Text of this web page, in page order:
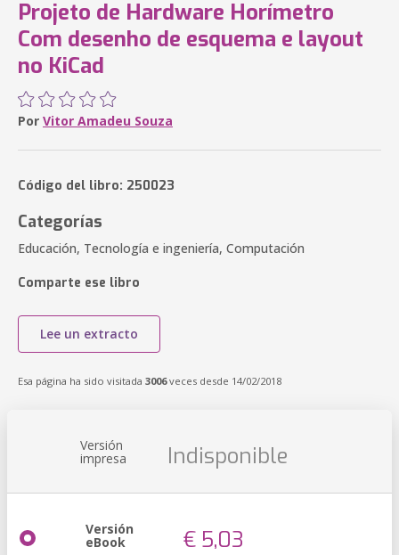
Projeto de Hardware Horímetro
Com desenho de esquema e layout
no KiCad
Por Vitor Amadeu Souza
Código del libro: 250023
Categorías
Educación, Tecnología e ingeniería, Computación
Comparte ese libro
Lee un extracto
Esa página ha sido visitada 3006veces desde 14/02/2018
Versión
impresa Indisponible
Versión
eBook € 5,03